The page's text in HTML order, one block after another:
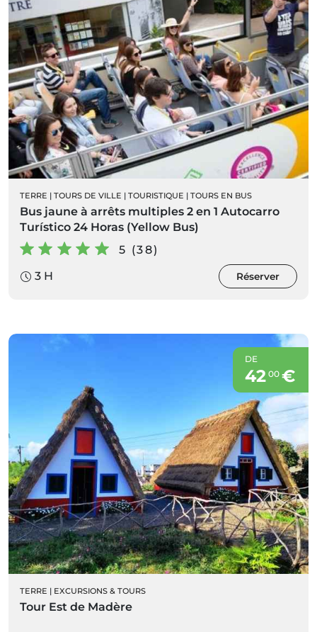
TERRE | TOURS DE VILLE | TOURISTIQUE | TOURS EN BUS
Bus jaune à arrêts multiples 2 en 1 Autocarro
Turístico 24 Horas (Yellow Bus)
5 (38)
3 H
Réserver
DE
42 00€
TERRE | EXCURSIONS & TOURS
Tour Est de Madère